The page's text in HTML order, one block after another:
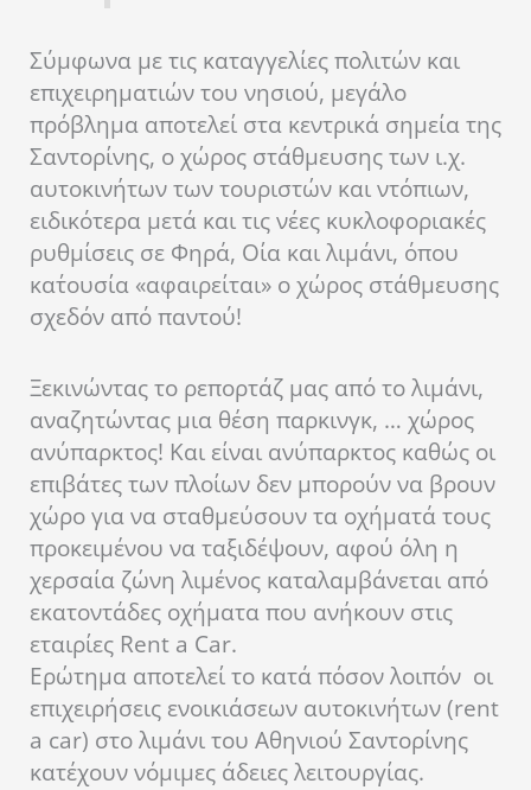
Σύμφωνα με τις καταγγελίες πολιτών και
επιχειρηματιών του νησιού, μεγάλο
πρόβλημα αποτελεί στα κεντρικά σημεία της
Σαντορίνης, ο χώρος στάθμευσης των ι.χ.
αυτοκινήτων των τουριστών και ντόπιων,
ειδικότερα μετά και τις νέες κυκλοφοριακές
ρυθμίσεις σε Φηρά, Οία και λιμάνι, όπου
κατ΄ουσία «αφαιρείται» ο χώρος στάθμευσης
σχεδόν από παντού!
Ξεκινώντας το ρεπορτάζ μας από το λιμάνι,
αναζητώντας μια θέση παρκινγκ, … χώρος
ανύπαρκτος! Και είναι ανύπαρκτος καθώς οι
επιβάτες των πλοίων δεν μπορούν να βρουν
χώρο για να σταθμεύσουν τα οχήματά τους
προκειμένου να ταξιδέψουν, αφού όλη η
χερσαία ζώνη λιμένος καταλαμβάνεται από
εκατοντάδες οχήματα που ανήκουν στις
εταιρίες Rent a Car.
Ερώτημα αποτελεί το κατά πόσον λοιπόν οι
επιχειρήσεις ενοικιάσεων αυτοκινήτων (rent
a car) στο λιμάνι του Αθηνιού Σαντορίνης
κατέχουν νόμιμες άδειες λειτουργίας.